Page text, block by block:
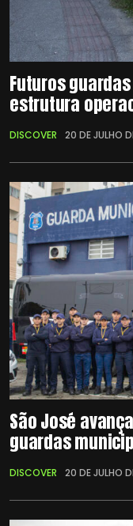
Futuros
estrutura
DISCOVER 20 DE JULHO
São José
guardas
DISCOVER 20 DE JULHO